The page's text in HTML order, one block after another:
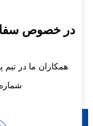
در خصوص
همکاران ما در